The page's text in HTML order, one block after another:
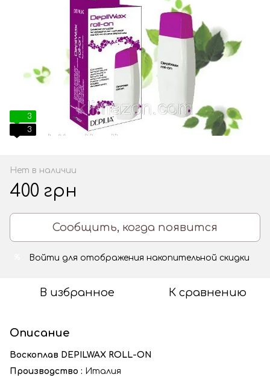
3
3
Нет в наличии
400 грн
Сообщить, когда появится
Войти для отображения накопительной скидки
В избранное К сравнению
Описание
Воскоплав DEPILWAX ROLL-ON
Производство : Италия